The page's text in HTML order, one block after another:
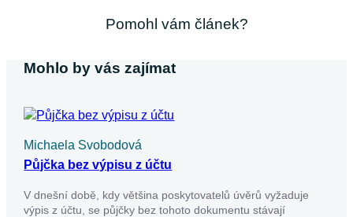
Pomohl vám článek?
Mohlo by vás zajímat
Michaela Svobodová
Půjčka bez výpisu z účtu
V dnešní době, kdy většina poskytovatelů úvěrů vyžaduje
výpis z účtu, se půjčky bez tohoto dokumentu stávají